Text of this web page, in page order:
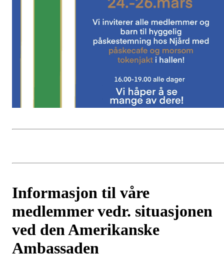
Informasjon til våre
medlemmer vedr. situasjonen
ved den Amerikanske
Ambassaden